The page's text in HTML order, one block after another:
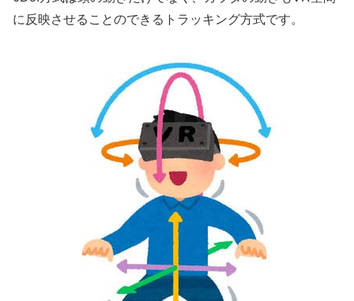
に反映させることのできるトラッキング方式です。